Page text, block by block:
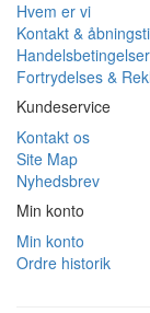
Hvem er vi
Kontakt &
Handelsbetingelser
Fortrydelses &
Kundeservice
Kontakt os
Site Map
Nyhedsbrev
Min konto
Min konto
Ordre historik